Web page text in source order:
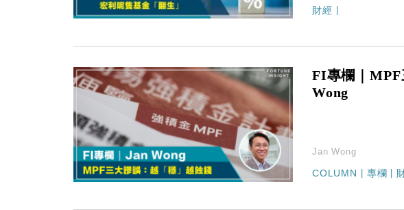
13:44 財經｜內地7月美元計價出口增近24%勝預期 貿易順差
財經
FI專欄｜MPF
Wong
Jan Wong
COLUMN 專欄